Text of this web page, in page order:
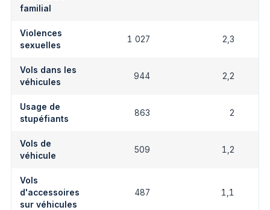
familial
Violences
sexuelles
1 027 2,3
Vols dans les
véhicules
944 2,2
Usage de
stupéfiants
863 2
Vols de
véhicule
509 1,2
Vols
d'accessoires
sur véhicules
487 1,1